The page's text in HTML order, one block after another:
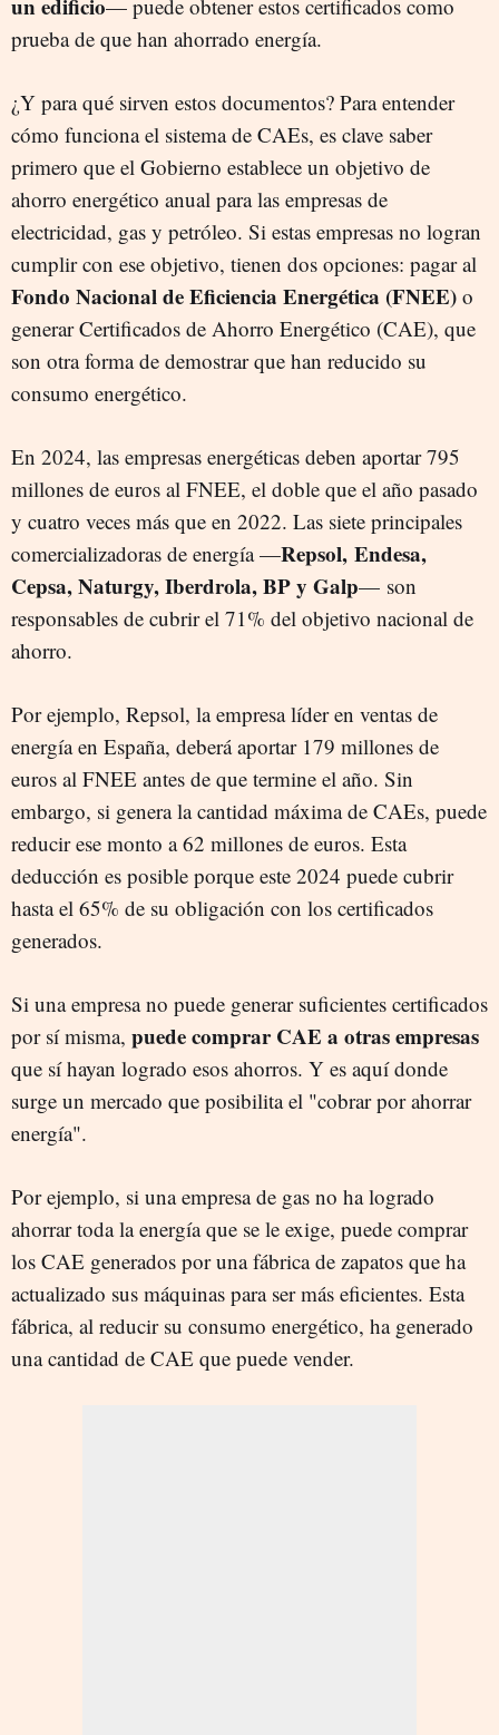
un edificio— puede obtener estos certificados como
prueba de que han ahorrado energía.
¿Y para qué sirven estos documentos? Para entender
cómo funciona el sistema de CAEs, es clave saber
primero que el Gobierno establece un objetivo de
ahorro energético anual para las empresas de
electricidad, gas y petróleo. Si estas empresas no logran
cumplir con ese objetivo, tienen dos opciones: pagar al
Fondo Nacional de Eficiencia Energética (FNEE) o
generar Certificados de Ahorro Energético (CAE), que
son otra forma de demostrar que han reducido su
consumo energético.
En 2024, las empresas energéticas deben aportar 795
millones de euros al FNEE, el doble que el año pasado
y cuatro veces más que en 2022. Las siete principales
comercializadoras de energía—Repsol, Endesa,
Cepsa, Naturgy, Iberdrola, BP y Galp— son
responsables de cubrir el 71% del objetivo nacional de
ahorro.
Por ejemplo, Repsol, la empresa líder en ventas de
energía en España, deberá aportar 179 millones de
euros al FNEE antes de que termine el año. Sin
embargo, si genera la cantidad máxima de CAEs, puede
reducir ese monto a 62 millones de euros. Esta
deducción es posible porque este 2024 puede cubrir
hasta el 65% de su obligación con los certificados
generados.
Si una empresa no puede generar suficientes certificados
por sí misma, puede comprar CAE a otras empresas
que sí hayan logrado esos ahorros. Y es aquí donde
surge un mercado que posibilita el "cobrar por ahorrar
energía".
Por ejemplo, si una empresa de gas no ha logrado
ahorrar toda la energía que se le exige, puede comprar
los CAE generados por una fábrica de zapatos que ha
actualizado sus máquinas para ser más eficientes. Esta
fábrica, al reducir su consumo energético, ha generado
una cantidad de CAE que puede vender.